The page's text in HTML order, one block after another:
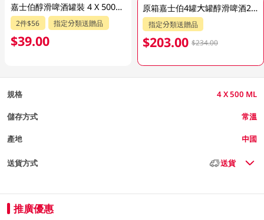
嘉士伯醇滑啤酒罐裝 4 X 500ML
2件$56 指定分類送贈品
$39.00
原箱嘉士伯4罐大罐醇滑啤酒24 x 500ML
指定分類送贈品
$203.00 $234.00
規格 4 X 500 ML
儲存方式 常溫
產地 中國
送貨方式 送貨
推廣優惠